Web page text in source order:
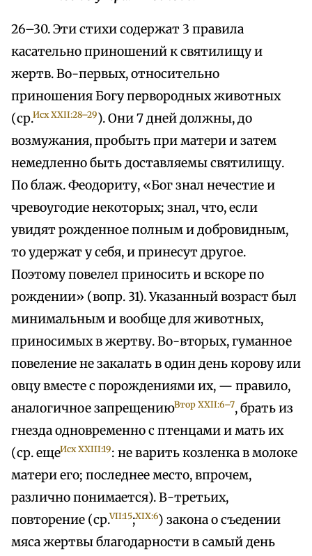
26–30. Эти стихи содержат 3 правила
касательно приношений к святилищу и
жертв. Во-первых, относительно
приношения Богу первородных животных
(ср.Исх XXII:28–29). Они 7 дней должны, до
возмужания, пробыть при матери и затем
немедленно быть доставляемы святилищу.
По блаж. Феодориту, «Бог знал нечестие и
чревоугодие некоторых; знал, что, если
увидят рожденное полным и добровидным,
то удержат у себя, и принесут другое.
Поэтому повелел приносить и вскоре по
рождении» (вопр. 31). Указанный возраст был
минимальным и вообще для животных,
приносимых в жертву. Во-вторых, гуманное
повеление не закалать в один день корову или
овцу вместе с порождениями их, — правило,
аналогичное запрещениюВтор XXII:6–7, брать из
гнезда одновременно с птенцами и мать их
(ср. ещеИсх XXIII:19: не варить козленка в молоке
матери его; последнее место, впрочем,
различно понимается). В-третьих,
повторение (ср.VII:15;XIX:6) закона о съедении
мяса жертвы благодарности в самый день